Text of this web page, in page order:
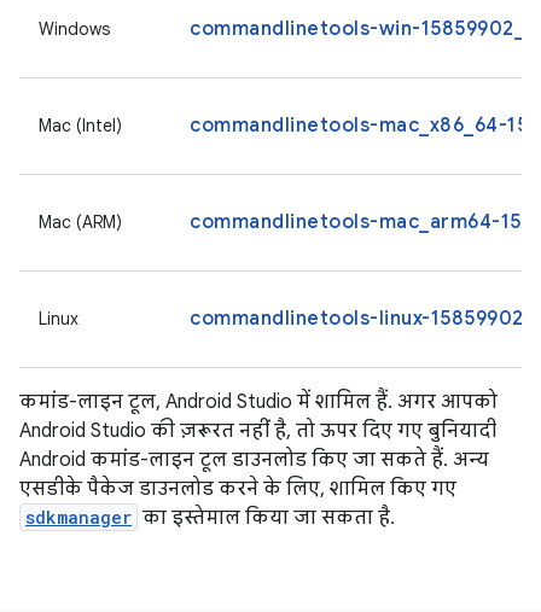
Windows commandlinetools-win-
Mac (Intel) commandlinetools-mac_x86_64-
Mac (ARM) commandlinetools-mac_arm64-
Linux commandlinetools-linux-
कमांड-लाइन टूल, Android Studio में शामिल हैं. अगर आपको
Android Studio की ज़रूरत नहीं है, तो ऊपर दिए गए बुनियादी
Android कमांड-लाइन टूल डाउनलोड किए जा सकते हैं. अन्य
एसडीके पैकेज डाउनलोड करने के लिए, शामिल किए गए
sdkmanager का इस्तेमाल किया जा सकता है.